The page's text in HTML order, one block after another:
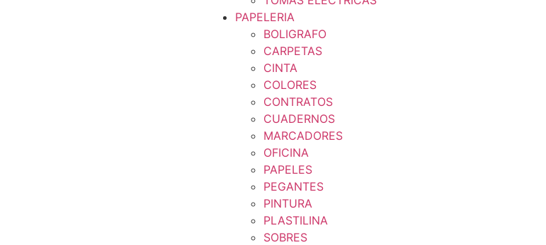
PAPELERIA
BOLIGRAFO
CARPETAS
CINTA
COLORES
CONTRATOS
CUADERNOS
MARCADORES
OFICINA
PAPELES
PEGANTES
PINTURA
PLASTILINA
SOBRES